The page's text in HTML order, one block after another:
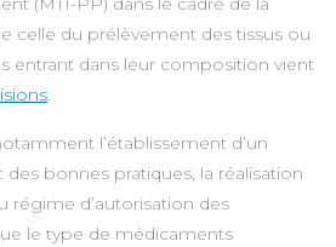
celle du prélèvement des tissus ou
entrant dans leur composition vient
.
l’établissement d’un
bonnes pratiques, la réalisation
régime d’autorisation des
le type de médicaments